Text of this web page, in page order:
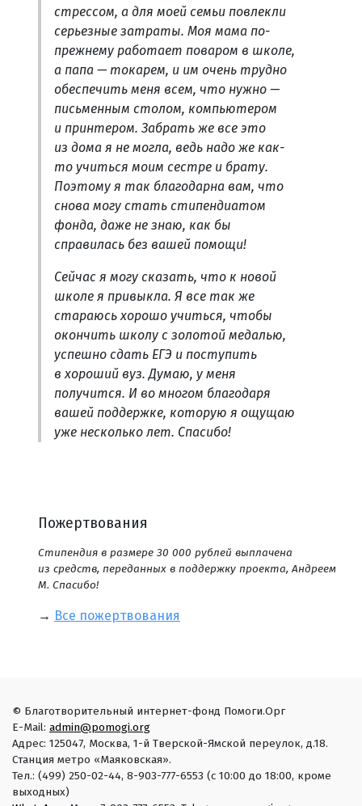
стрессом, а для моей семьи повлекли
серьезные затраты. Моя мама по-
прежнему работает поваром в школе,
а папа — токарем, и им очень трудно
обеспечить меня всем, что нужно —
письменным столом, компьютером
и принтером. Забрать же все это
из дома я не могла, ведь надо же как-
то учиться моим сестре и брату.
Поэтому я так благодарна вам, что
снова могу стать стипендиатом
фонда, даже не знаю, как бы
справилась без вашей помощи!
Сейчас я могу сказать, что к новой
школе я привыкла. Я все так же
стараюсь хорошо учиться, чтобы
окончить школу с золотой медалью,
успешно сдать ЕГЭ и поступить
в хороший вуз. Думаю, у меня
получится. И во многом благодаря
вашей поддержке, которую я ощущаю
уже несколько лет. Спасибо!
Пожертвования
Стипендия в размере 30 000 рублей выплачена
из средств, переданных в поддержку проекта, Андреем
М. Спасибо!
→ Все пожертвования
© Благотворительный интернет-фонд Помоги.Орг
E-Mail: admin@pomogi.org
Адрес: 125047, Москва, 1-й Тверской-Ямской переулок, д.18.
Станция метро «Маяковская».
Тел.: (499) 250-02-44, 8-903-777-6553 (с 10:00 до 18:00, кроме
выходных)